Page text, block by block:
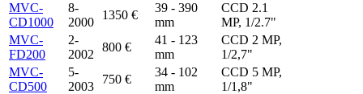
MVC-
CD1000
8-
2000
1350 €
39 - 390
mm
CCD 2.1
MP, 1/2.7"
MVC-
FD200
2-
2002
800 €
41 - 123
mm
CCD 2 MP,
1/2,7"
MVC-
CD500
5-
2003
750 €
34 - 102
mm
CCD 5 MP,
1/1,8"